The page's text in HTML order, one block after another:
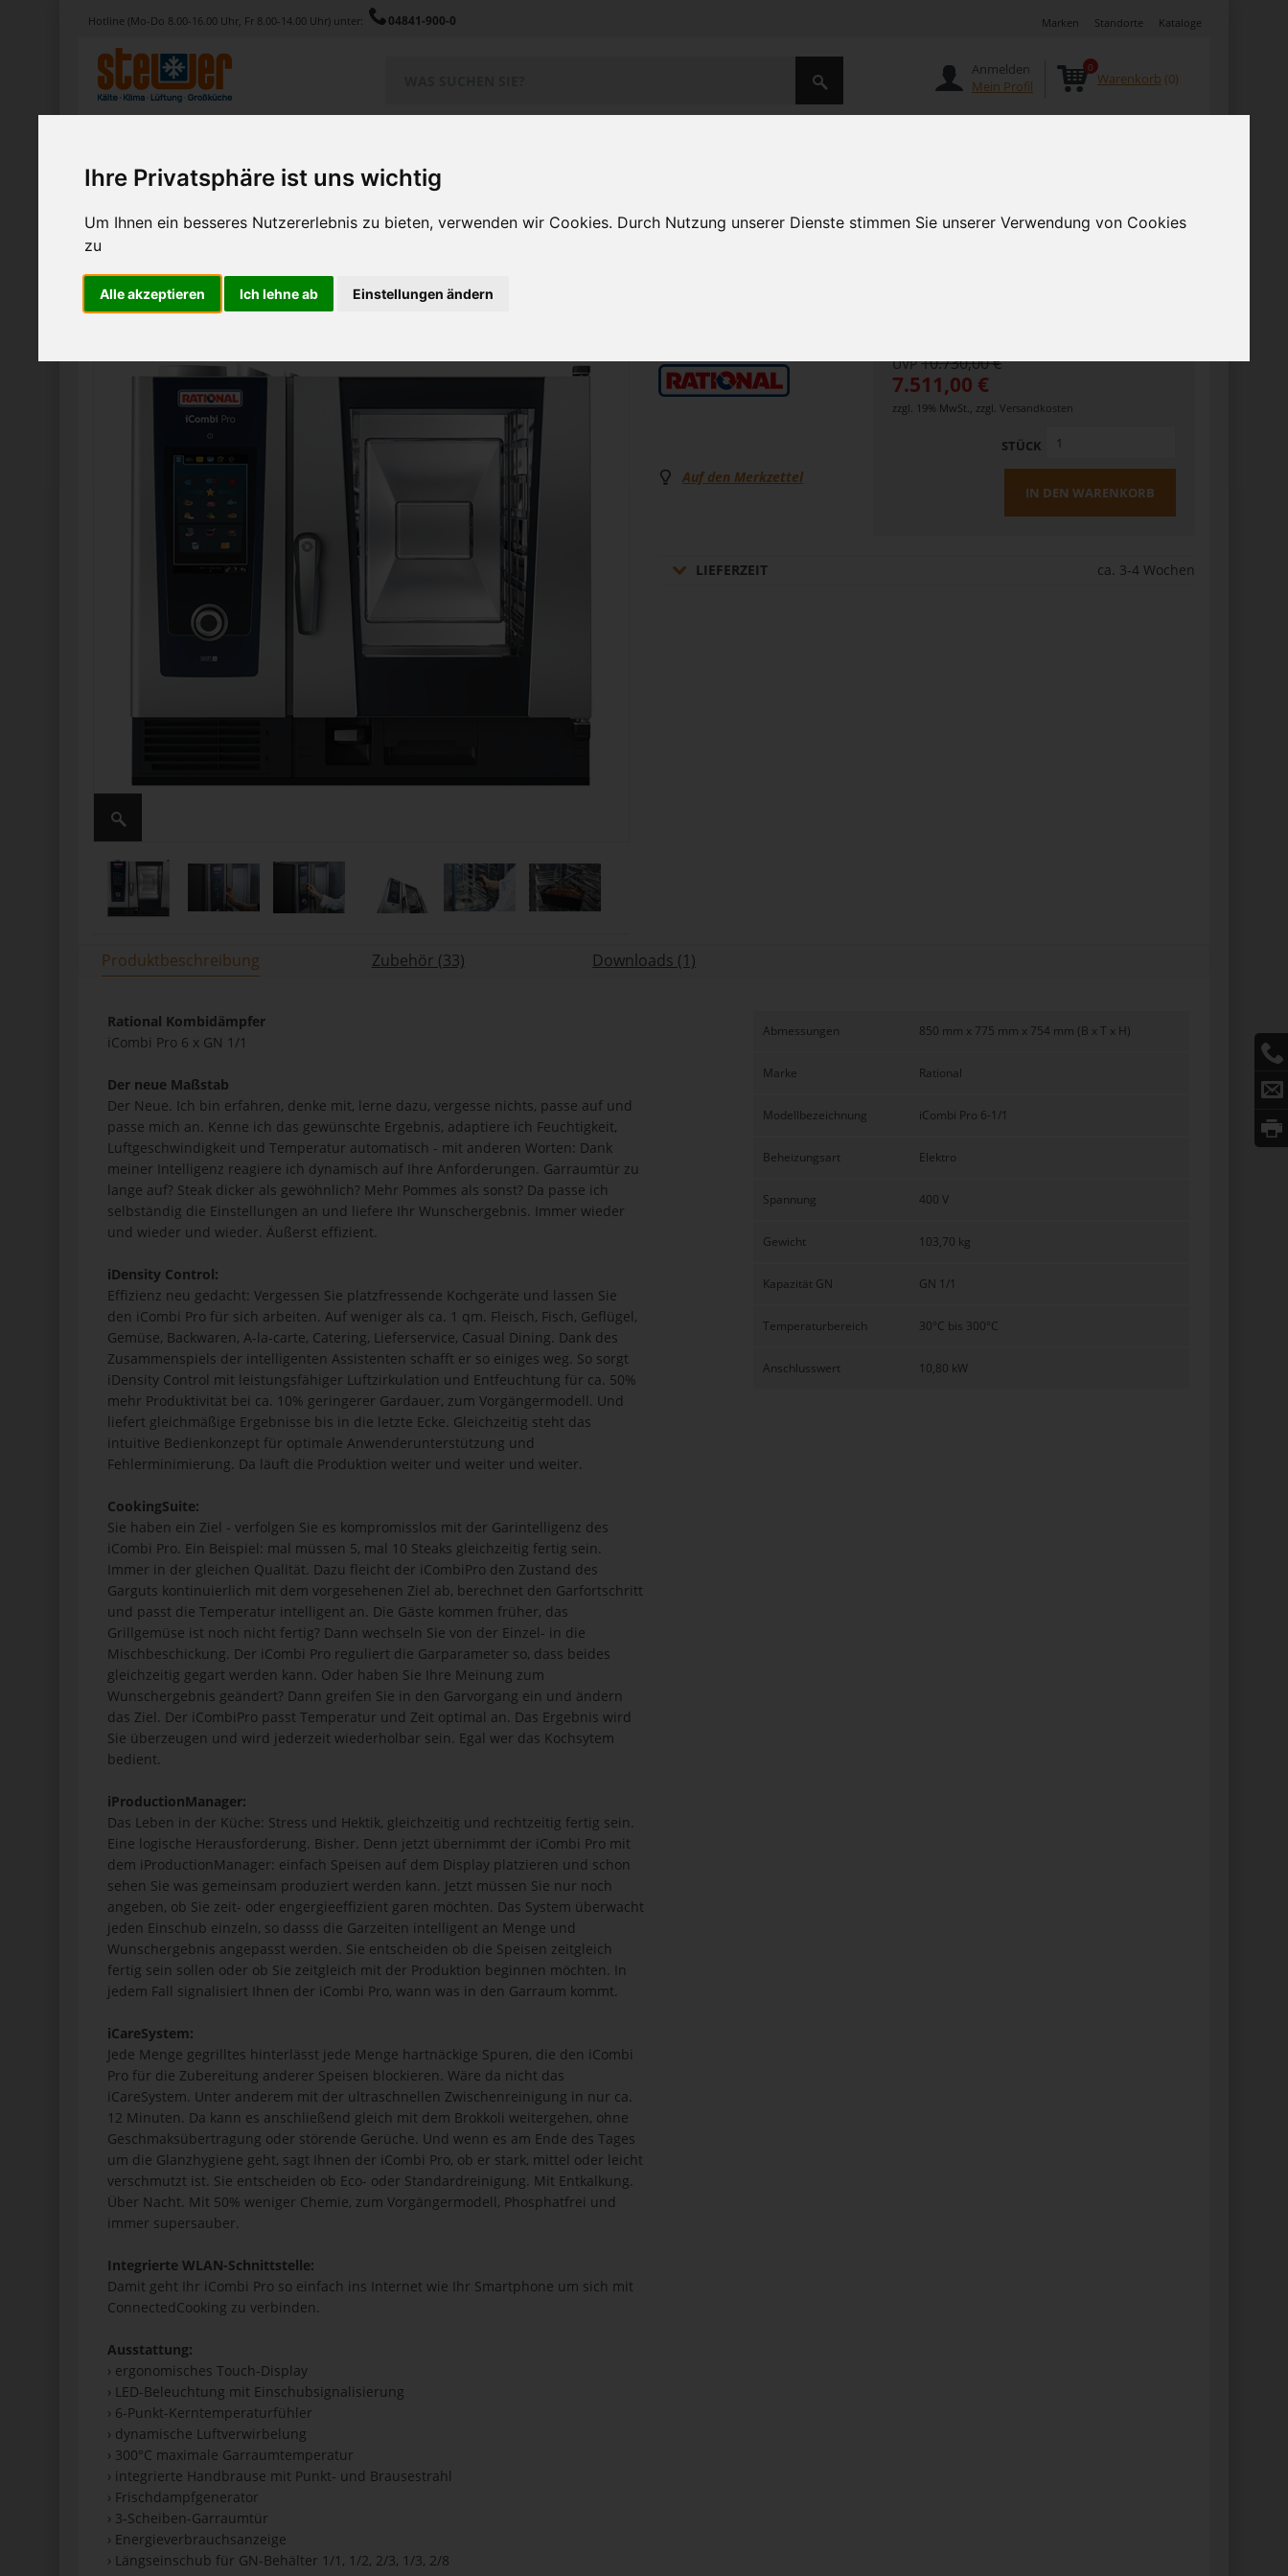
Ihre Privatsphäre ist uns wichtig
Um Ihnen ein besseres Nutzererlebnis zu bieten, verwenden wir Cookies. Durch Nutzung unserer Dienste stimmen Sie unserer Verwendung von Cookies
zu
Alle akzeptieren Ich lehne ab Einstellungen ändern
Hotline (Mo-Do 8.00-16.00 Uhr, Fr 8.00-14.00 Uhr) unter: 04841-900-0 Marken Standorte Kataloge
Anmelden
Mein Profil
Warenkorb (0)
0
Elektro-Kombidämpfer 6 x GN 1/1 iCombi Pro
Elektro-Kombidämpfer 6 x GN 1/1 iCombi Pro
Auf den Merkzettel
UVP10.730,00 €
7.511,00 €
zzgl. 19% MwSt., zzgl. Versandkosten
STÜCK
IN DEN WARENKORB
LIEFERZEIT ca. 3-4 Wochen
Produktbeschreibung Zubehör (33) Downloads (1)
Rational Kombidämpfer
iCombi Pro 6 x GN 1/1
Der neue Maßstab
Der Neue. Ich bin erfahren, denke mit, lerne dazu, vergesse nichts, passe auf und
passe mich an. Kenne ich das gewünschte Ergebnis, adaptiere ich Feuchtigkeit,
Luftgeschwindigkeit und Temperatur automatisch - mit anderen Worten: Dank
meiner Intelligenz reagiere ich dynamisch auf Ihre Anforderungen. Garraumtür zu
lange auf? Steak dicker als gewöhnlich? Mehr Pommes als sonst? Da passe ich
selbständig die Einstellungen an und liefere Ihr Wunschergebnis. Immer wieder
und wieder und wieder. Äußerst effizient.
iDensity Control:
Effizienz neu gedacht: Vergessen Sie platzfressende Kochgeräte und lassen Sie
den iCombi Pro für sich arbeiten. Auf weniger als ca. 1 qm. Fleisch, Fisch, Geflügel,
Gemüse, Backwaren, A-la-carte, Catering, Lieferservice, Casual Dining. Dank des
Zusammenspiels der intelligenten Assistenten schafft er so einiges weg. So sorgt
iDensity Control mit leistungsfähiger Luftzirkulation und Entfeuchtung für ca. 50%
mehr Produktivität bei ca. 10% geringerer Gardauer, zum Vorgängermodell. Und
liefert gleichmäßige Ergebnisse bis in die letzte Ecke. Gleichzeitig steht das
intuitive Bedienkonzept für optimale Anwenderunterstützung und
Fehlerminimierung. Da läuft die Produktion weiter und weiter und weiter.
CookingSuite:
Sie haben ein Ziel - verfolgen Sie es kompromisslos mit der Garintelligenz des
iCombi Pro. Ein Beispiel: mal müssen 5, mal 10 Steaks gleichzeitig fertig sein.
Immer in der gleichen Qualität. Dazu fleicht der iCombiPro den Zustand des
Garguts kontinuierlich mit dem vorgesehenen Ziel ab, berechnet den Garfortschritt
und passt die Temperatur intelligent an. Die Gäste kommen früher, das
Grillgemüse ist noch nicht fertig? Dann wechseln Sie von der Einzel- in die
Mischbeschickung. Der iCombi Pro reguliert die Garparameter so, dass beides
gleichzeitig gegart werden kann. Oder haben Sie Ihre Meinung zum
Wunschergebnis geändert? Dann greifen Sie in den Garvorgang ein und ändern
das Ziel. Der iCombiPro passt Temperatur und Zeit optimal an. Das Ergebnis wird
Sie überzeugen und wird jederzeit wiederholbar sein. Egal wer das Kochsytem
bedient.
iProductionManager:
Das Leben in der Küche: Stress und Hektik, gleichzeitig und rechtzeitig fertig sein.
Eine logische Herausforderung. Bisher. Denn jetzt übernimmt der iCombi Pro mit
dem iProductionManager: einfach Speisen auf dem Display platzieren und schon
sehen Sie was gemeinsam produziert werden kann. Jetzt müssen Sie nur noch
angeben, ob Sie zeit- oder engergieeffizient garen möchten. Das System überwacht
jeden Einschub einzeln, so dasss die Garzeiten intelligent an Menge und
Wunschergebnis angepasst werden. Sie entscheiden ob die Speisen zeitgleich
fertig sein sollen oder ob Sie zeitgleich mit der Produktion beginnen möchten. In
jedem Fall signalisiert Ihnen der iCombi Pro, wann was in den Garraum kommt.
iCareSystem:
Jede Menge gegrilltes hinterlässt jede Menge hartnäckige Spuren, die den iCombi
Pro für die Zubereitung anderer Speisen blockieren. Wäre da nicht das
iCareSystem. Unter anderem mit der ultraschnellen Zwischenreinigung in nur ca.
12 Minuten. Da kann es anschließend gleich mit dem Brokkoli weitergehen, ohne
Geschmaksübertragung oder störende Gerüche. Und wenn es am Ende des Tages
um die Glanzhygiene geht, sagt Ihnen der iCombi Pro, ob er stark, mittel oder leicht
verschmutzt ist. Sie entscheiden ob Eco- oder Standardreinigung. Mit Entkalkung.
Über Nacht. Mit 50% weniger Chemie, zum Vorgängermodell, Phosphatfrei und
immer supersauber.
Integrierte WLAN-Schnittstelle:
Damit geht Ihr iCombi Pro so einfach ins Internet wie Ihr Smartphone um sich mit
ConnectedCooking zu verbinden.
Ausstattung:
› ergonomisches Touch-Display
› LED-Beleuchtung mit Einschubsignalisierung
› 6-Punkt-Kerntemperaturfühler
› dynamische Luftverwirbelung
› 300°C maximale Garraumtemperatur
› integrierte Handbrause mit Punkt- und Brausestrahl
› Frischdampfgenerator
› 3-Scheiben-Garraumtür
› Energieverbrauchsanzeige
› Längseinschub für GN-Behälter 1/1, 1/2, 2/3, 1/3, 2/8
Abmessungen 850 mm x 775 mm x 754 mm (B x T x H)
Marke Rational
Modellbezeichnung iCombi Pro 6-1/1
Beheizungsart Elektro
Spannung 400 V
Gewicht 103,70 kg
Kapazität GN GN 1/1
Temperaturbereich 30°C bis 300°C
Anschlusswert 10,80 kW